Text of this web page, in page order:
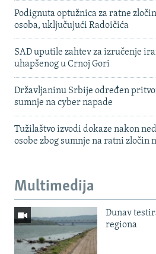
Podignuta optužnica za ratne
osoba, uključujući Radoičića
SAD uputile zahtev za izručenje
uhapšenog u Crnoj Gori
Državljaninu Srbije određen
sumnje na cyber napade
Tužilaštvo izvodi dokaze nakon
osobe zbog sumnje na ratni zločin
Multimedija
Dunav
regiona